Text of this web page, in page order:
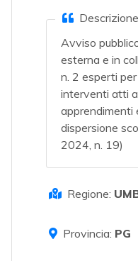
Avviso
esterna e in
n. 2 esperti
interventi atti a
apprendimenti
dispersione
2024, n. 19)
Regione:
Provincia: PG